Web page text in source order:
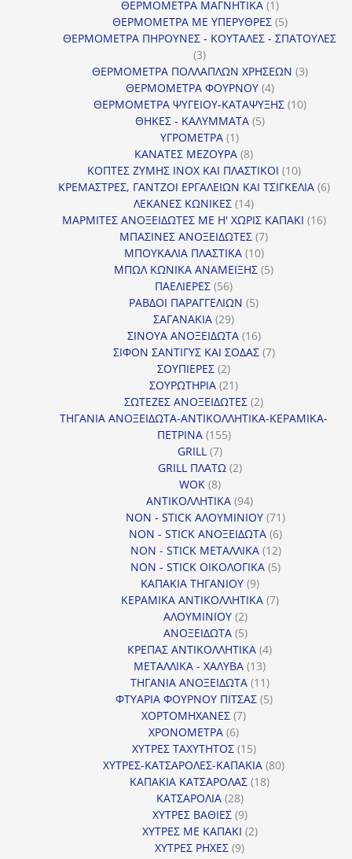
ΘΕΡΜΟΜΕΤΡΑ ΜΑΓΝΗΤΙΚΑ 11
προϊόν
ΘΕΡΜΟΜΕΤΡΑ ΜΕ ΥΠΕΡΥΘΡΕΣ 55
προϊόντα
ΘΕΡΜΟΜΕΤΡΑ ΠΗΡΟΥΝΕΣ - ΚΟΥΤΑΛΕΣ - ΣΠΑΤΟΥΛΕΣ
33
προϊόντα
ΘΕΡΜΟΜΕΤΡΑ ΠΟΛΛΑΠΛΩΝ ΧΡΗΣΕΩΝ 33
ΘΕΡΜΟΜΕΤΡΑ ΦΟΥΡΝΟΥ 44
προϊόντα
ΘΕΡΜΟΜΕΤΡΑ ΨΥΓΕΙΟΥ-ΚΑΤΑΨΥΞΗΣ 1010
ΘΗΚΕΣ - ΚΑΛΥΜΜΑΤΑ 55
ΥΓΡΟΜΕΤΡΑ 11
προϊόν
ΚΑΝΑΤΕΣ ΜΕΖΟΥΡΑ 88
προϊόντα
ΚΟΠΤΕΣ ΖΥΜΗΣ INOX ΚΑΙ ΠΛΑΣΤΙΚΟΙ 1010
προϊόντα
ΚΡΕΜΑΣΤΡΕΣ, ΓΑΝΤΖΟΙ ΕΡΓΑΛΕΙΩΝ ΚΑΙ ΤΣΙΓΚΕΛΙΑ 66
ΛΕΚΑΝΕΣ ΚΩΝΙΚΕΣ 1414
προϊόντα
ΜΑΡΜΙΤΕΣ ΑΝΟΞΕΙΔΩΤΕΣ ΜΕ Η' ΧΩΡΙΣ ΚΑΠΑΚΙ 1616
ΜΠΑΣΙΝΕΣ ΑΝΟΞΕΙΔΩΤΕΣ 77
ΜΠΟΥΚΑΛΙΑ ΠΛΑΣΤΙΚΑ 1010
προϊόντα
ΜΠΩΛ ΚΩΝΙΚΑ ΑΝΑΜΕΙΞΗΣ 55
ΠΑΕΛΙΕΡΕΣ 5656
προϊόντα
ΡΑΒΔΟΙ ΠΑΡΑΓΓΕΛΙΩΝ 55
ΣΑΓΑΝΑΚΙΑ 2929
προϊόντα
ΣΙΝΟΥΑ ΑΝΟΞΕΙΔΩΤΑ 1616
προϊόντα
ΣΙΦΟΝ ΣΑΝΤΙΓΥΣ ΚΑΙ ΣΟΔΑΣ 77
ΣΟΥΠΙΕΡΕΣ 22
προϊόντα
ΣΟΥΡΩΤΗΡΙΑ 2121
προϊόντα
ΣΩΤΕΖΕΣ ΑΝΟΞΕΙΔΩΤΕΣ 22
προϊόντα
ΤΗΓΑΝΙΑ ΑΝΟΞΕΙΔΩΤΑ-ΑΝΤΙΚΟΛΛΗΤΙΚΑ-ΚΕΡΑΜΙΚΑ-
ΠΕΤΡΙΝΑ 155155
GRILL 77
προϊόντα
GRILL ΠΛΑΤΩ 22
WOK 88
προϊόντα
ΑΝΤΙΚΟΛΛΗΤΙΚΑ 9494
προϊόντα
NON - STICK ΑΛΟΥΜΙΝΙΟΥ 7171
προϊόντα
NON - STICK ΑΝΟΞΕΙΔΩΤΑ 66
προϊόντα
NON - STICK ΜΕΤΑΛΛΙΚΑ 1212
προϊόντα
NON - STICK ΟΙΚΟΛΟΓΙΚΑ 55
ΚΑΠΑΚΙΑ ΤΗΓΑΝΙΟΥ 99
προϊόντα
ΚΕΡΑΜΙΚΑ ΑΝΤΙΚΟΛΛΗΤΙΚΑ 77
ΑΛΟΥΜΙΝΙΟΥ 22
προϊόντα
ΑΝΟΞΕΙΔΩΤΑ 55
προϊόντα
ΚΡΕΠΑΣ ΑΝΤΙΚΟΛΛΗΤΙΚΑ 44
ΜΕΤΑΛΛΙΚΑ - ΧΑΛΥΒΑ 1313
προϊόντα
ΤΗΓΑΝΙΑ ΑΝΟΞΕΙΔΩΤΑ 1111
προϊόντα
ΦΤΥΑΡΙΑ ΦΟΥΡΝΟΥ ΠΙΤΣΑΣ 55
ΧΟΡΤΟΜΗΧΑΝΕΣ 77
ΧΡΟΝΟΜΕΤΡΑ 66
προϊόντα
ΧΥΤΡΕΣ ΤΑΧΥΤΗΤΟΣ 1515
προϊόντα
ΧΥΤΡΕΣ-ΚΑΤΣΑΡΟΛΕΣ-ΚΑΠΑΚΙΑ 8080
ΚΑΠΑΚΙΑ ΚΑΤΣΑΡΟΛΑΣ 1818
ΚΑΤΣΑΡΟΛΙΑ 2828
προϊόντα
ΧΥΤΡΕΣ ΒΑΘΙΕΣ 99
προϊόντα
ΧΥΤΡΕΣ ΜΕ ΚΑΠΑΚΙ 22
ΧΥΤΡΕΣ ΡΗΧΕΣ 99